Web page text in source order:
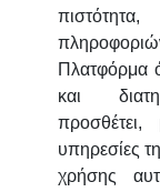
Πλατφόρμα
και
υπηρεσίες
χρήσης